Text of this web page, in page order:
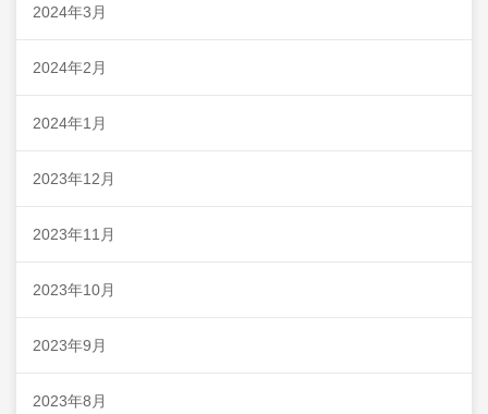
2024年3月
2024年2月
2024年1月
2023年12月
2023年11月
2023年10月
2023年9月
2023年8月